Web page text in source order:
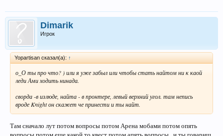
Dimarik
Игрок
Yopartisan сказал(а): ↑
о_О ты про что? ) или я уже забыл или чтобы стать найтом ни к каой
леди Ами ходить нинада.
сворда -в излюде, найта - в пронтере, левый верхний угол. там непись
вроде Knight он скажет че принести и ты найт.
Там сначало лут потом вопросы потом Арена мобами потом опять